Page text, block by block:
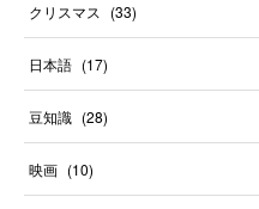
クリスマス (33)
日本語 (17)
豆知識 (28)
映画 (10)